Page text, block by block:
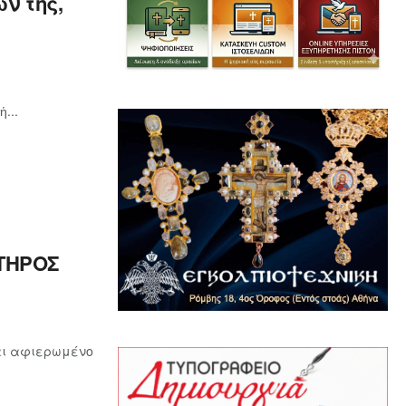
αφιερωμένο